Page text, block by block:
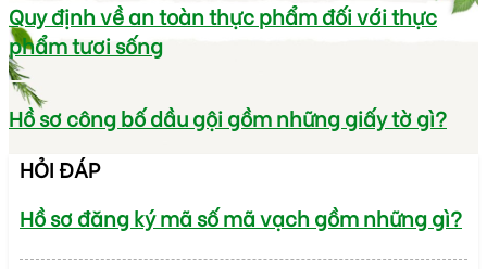
Quy định về an toàn thực phẩm đối với thực
phẩm tươi sống
Hồ sơ công bố dầu gội gồm những giấy tờ gì?
HỎI ĐÁP
Hồ sơ đăng ký mã số mã vạch gồm những gì?